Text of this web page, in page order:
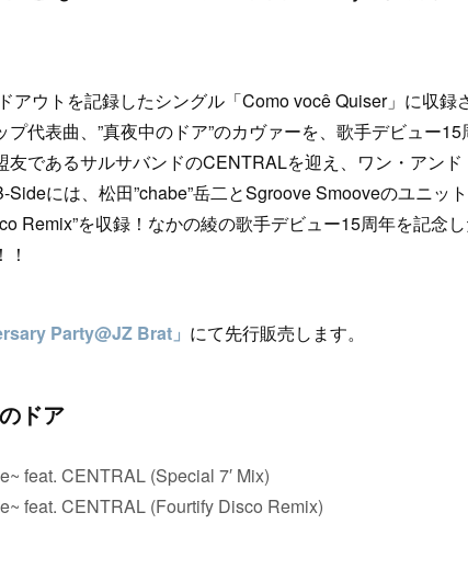
アウトを記録したシングル「Como você Quiser」に収録
代表曲、”真夜中のドア”のカヴァーを、歌手デビュー
であるサルサバンドのCENTRALを迎え、ワン・アン
には、松田”chabe”岳二とSgroove Smooveのユニッ
Remix”を収録！なかの綾の歌手デビュー15周年を記念
Party@JZ Brat」 にて先行販売します。
ドア
feat. CENTRAL (Special 7′ Mix)
feat. CENTRAL (Fourtify Disco Remix)